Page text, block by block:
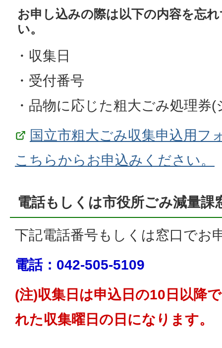
お申し込みの際は以下の内容を忘
い。
・収集日
・受付番号
・品物に応じた粗大ごみ処理券
国立市粗大ごみ収集申込用フ
こちらからお申込みください。
電話もしくは市役所ごみ減量課
下記電話番号もしくは窓口でお
電話：042-505-5109
(注)収集日は申込日の10日以降
れた収集曜日の日になります。